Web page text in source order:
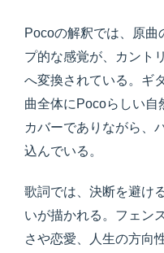
Pocoの解釈では、原曲
プ的な感覚が、カント
へ変換されている。ギ
曲全体にPocoらしい自
カバーでありながら、
込んでいる。
歌詞では、決断を避け
いが描かれる。フェン
さや恋愛、人生の方向